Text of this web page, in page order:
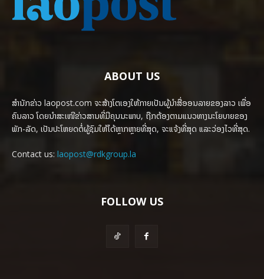
ABOUT US
ສຳນັກຂ່າວ laopost.com ຈະສ້າງໂຕເອງໃຫ້ກາຍເປັນຜູ້ນຳສື່ອອນລາຍຂອງລາວ ເພື່ອ
ຄົນລາວ ໂດຍນຳສະເໜີຂ່າວສານທີ່ມີຄຸນນະພາບ, ຖືກຕ້ອງຕາມແນວທາງນະໂຍບາຍຂອງ
ພັກ-ລັດ, ເປັນປະໂຫຍດຕໍ່ຜູ້ຊົມໃຫ້ໄດ້ຫຼາກຫຼາຍທີ່ສຸດ, ຈະແຈ້ງທີ່ສຸດ ແລະວ່ອງໄວທີ່ສຸດ.
Contact us: laopost@rdkgroup.la
FOLLOW US